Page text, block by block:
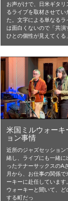
お声がけで、日米ギタリ
るライブを取材させてい
た。文字による単なるラ
は面白くないので「共演
ひとの個性が見えてくる
米国ミルウォーキ
ョン事情
近所のジャズセッション
緒し、ライブにも一緒に
ったテナーサックスのA
月から、お仕事の関係で
ーキーに赴任しています
ウォーキーと聞いて、ど
する町だっ